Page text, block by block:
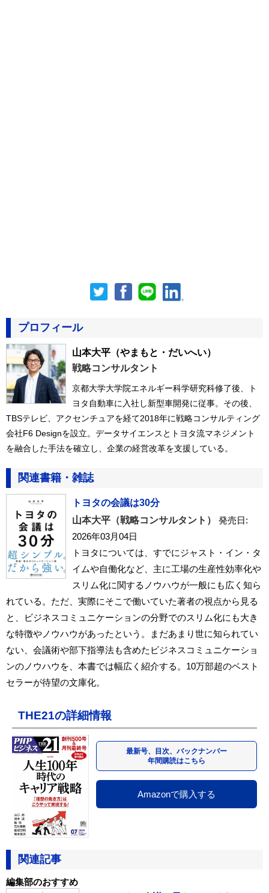
プロフィール
山本大平 （やまもと・だいへい）
戦略コンサルタント
京都大学大学院エネルギー科学研究科修了後、ト
ヨタ自動車に入社し新型車開発に従事。その後、
TBSテレビ、アクセンチュアを経て2018年に戦略コンサルティング
会社F6 Designを設立。データサイエンスとトヨタ流マネジメント
を融合した手法を確立し、企業の経営改革を支援している。
関連書籍・雑誌
トヨタの会議は30分
山本大平（戦略コンサルタント）
発売日:
2026年03月04日
トヨタについては、すでにジャスト・イン・タ
イムや自働化など、主に工場の生産性効率化や
スリム化に関するノウハウが一般にも広く知ら
れている。ただ、実際にそこで働いていた著者の視点から見る
と、ビジネスコミュニケーションの分野でのスリム化にも大き
な特徴やノウハウがあったという。まだあまり世に知られてい
ない、会議術や部下指導法も含めたビジネスコミュニケーショ
ンのノウハウを、本書では幅広く紹介する。10万部超のベスト
セラーが待望の文庫化。
THE21の詳細情報
最新号、目次、バックナンバー
年間購読はこちら
Amazonで購入する
関連記事
編集部のおすすめ